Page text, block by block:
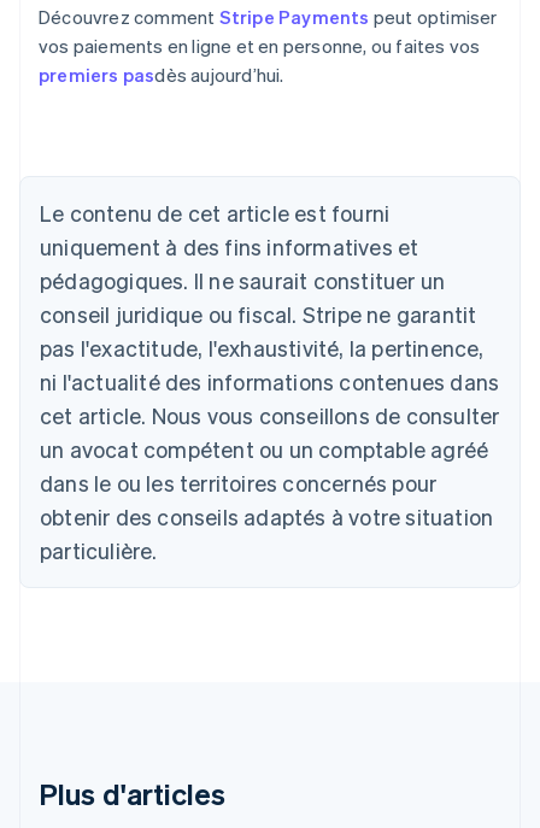
Découvrez comment Stripe Payments peut optimiser
vos paiements en ligne et en personne, ou faites vos
premiers pasdès aujourd’hui.
Le contenu de cet article est fourni
uniquement à des fins informatives et
pédagogiques. Il ne saurait constituer un
conseil juridique ou fiscal. Stripe ne garantit
pas l'exactitude, l'exhaustivité, la pertinence,
ni l'actualité des informations contenues dans
cet article. Nous vous conseillons de consulter
un avocat compétent ou un comptable agréé
dans le ou les territoires concernés pour
obtenir des conseils adaptés à votre situation
particulière.
Plus d'articles
Allemagne
DeutschEnglish
Australie
English
Autriche
Deutsch English
Belgique
NederlandsFrançaisDeutschEnglish
Brésil
Bulgarie
English
Canada
EnglishFrançais
Chine continentale
Espagne